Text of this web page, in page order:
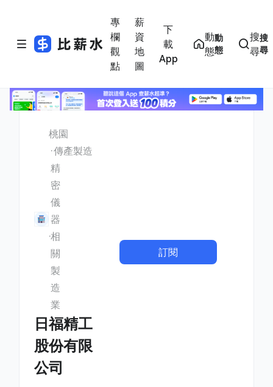
專
欄
觀
點
薪
資
地
圖
下
載
App
動
態
動
態
搜
尋
搜
尋
桃園
傳產製造
精
密
儀
器
相
關
製
造
業
日福精工
股份有限
公司
訂閱